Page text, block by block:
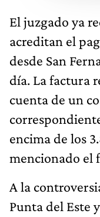
El juzgado ya
acreditan el
desde San
día. La factura
cuenta de un
encima de los
mencionado el
A la
Punta del Este